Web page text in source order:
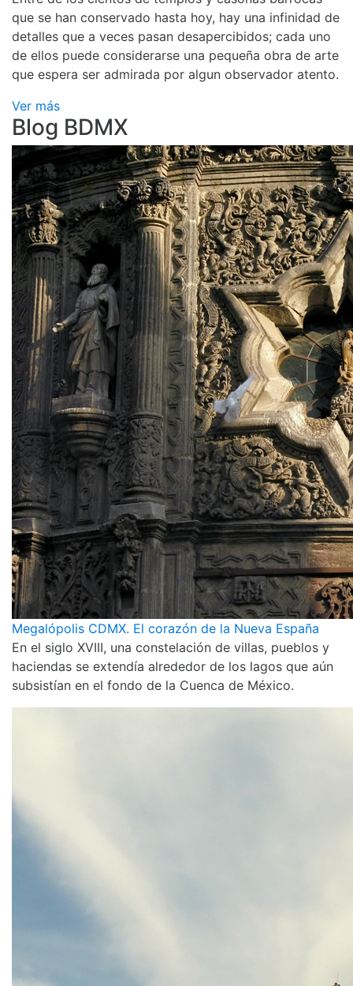
que se han conservado hasta hoy, hay una infinidad de
detalles que a veces pasan desapercibidos; cada uno
de ellos puede considerarse una pequeña obra de arte
que espera ser admirada por algun observador atento.
Ver más
Blog BDMX
Megalópolis CDMX. El corazón de la Nueva España
En el siglo XVIII, una constelación de villas, pueblos y
haciendas se extendía alrededor de los lagos que aún
subsistían en el fondo de la Cuenca de México.